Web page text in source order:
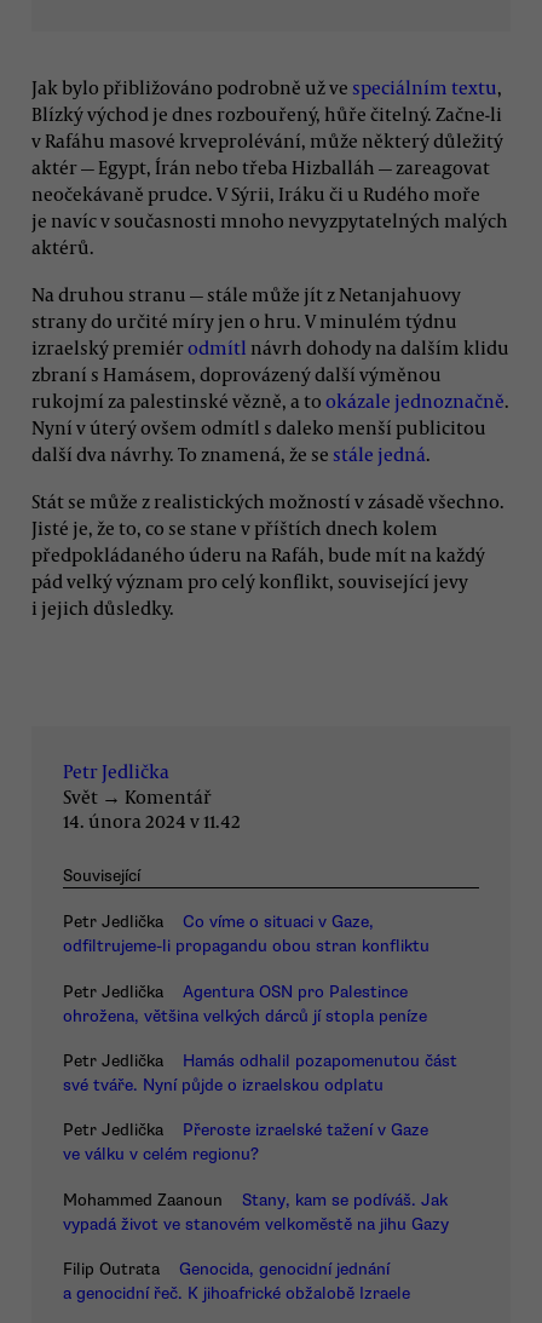
Jak bylo přibližováno podrobně už ve speciálním textu,
Blízký východ je dnes rozbouřený, hůře čitelný. Začne-li
v Rafáhu masové krveprolévání, může některý důležitý
aktér — Egypt, Írán nebo třeba Hizballáh — zareagovat
neočekávaně prudce. V Sýrii, Iráku či u Rudého moře
je navíc v současnosti mnoho nevyzpytatelných malých
aktérů.
Na druhou stranu — stále může jít z Netanjahuovy
strany do určité míry jen o hru. V minulém týdnu
izraelský premiérodmítl návrh dohody na dalším klidu
zbraní s Hamásem, doprovázený další výměnou
rukojmí za palestinské vězně, a to okázale jednoznačně.
Nyní v úterý ovšem odmítl s daleko menší publicitou
další dva návrhy. To znamená, že se stále jedná.
Stát se může z realistických možností v zásadě všechno.
Jisté je, že to, co se stane v příštích dnech kolem
předpokládaného úderu na Rafáh, bude mít na každý
pád velký význam pro celý konflikt, související jevy
i jejich důsledky.
Petr Jedlička
Svět → Komentář
14. února 2024 v 11.42
Související
Petr Jedlička
Co víme o situaci v Gaze,
odfiltrujeme-li propagandu obou stran konfliktu
Petr Jedlička
Agentura OSN pro Palestince
ohrožena, většina velkých dárců jí stopla peníze
Petr Jedlička
Hamás odhalil pozapomenutou část
své tváře. Nyní půjde o izraelskou odplatu
Petr Jedlička
Přeroste izraelské tažení v Gaze
ve válku v celém regionu?
Mohammed Zaanoun
Stany, kam se podíváš. Jak
vypadá život ve stanovém velkoměstě na jihu Gazy
Filip Outrata
Genocida, genocidní jednání
a genocidní řeč. K jihoafrické obžalobě Izraele